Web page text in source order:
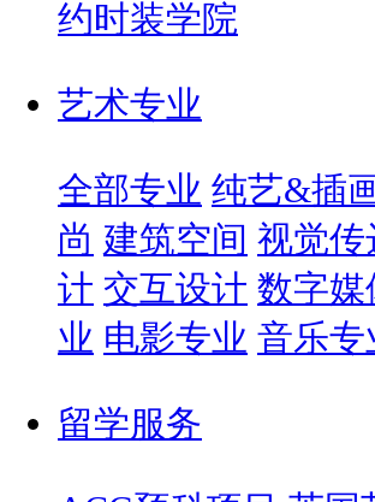
约时装学院
艺术专业
全部专业 纯艺&插
尚 建筑空间 视觉传
计 交互设计 数字媒
业 电影专业 音乐专
留学服务